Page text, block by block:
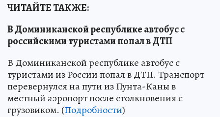
ЧИТАЙТЕ ТАКЖЕ:
В Доминиканской республике автобус с
российскими туристами попал в ДТП
В Доминиканской республике автобус с
туристами из России попал в ДТП. Транспорт
перевернулся на пути из Пунта-Каны в
местный аэропорт после столкновения с
грузовиком. (Подробности)